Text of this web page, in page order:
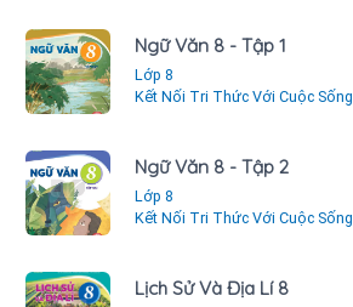
Ngữ Văn 8 - Tập 1
Lớp 8
Kết Nối Tri Thức Với Cuộc Sống
Ngữ Văn 8 - Tập 2
Lớp 8
Kết Nối Tri Thức Với Cuộc Sống
Lịch Sử Và Địa Lí 8